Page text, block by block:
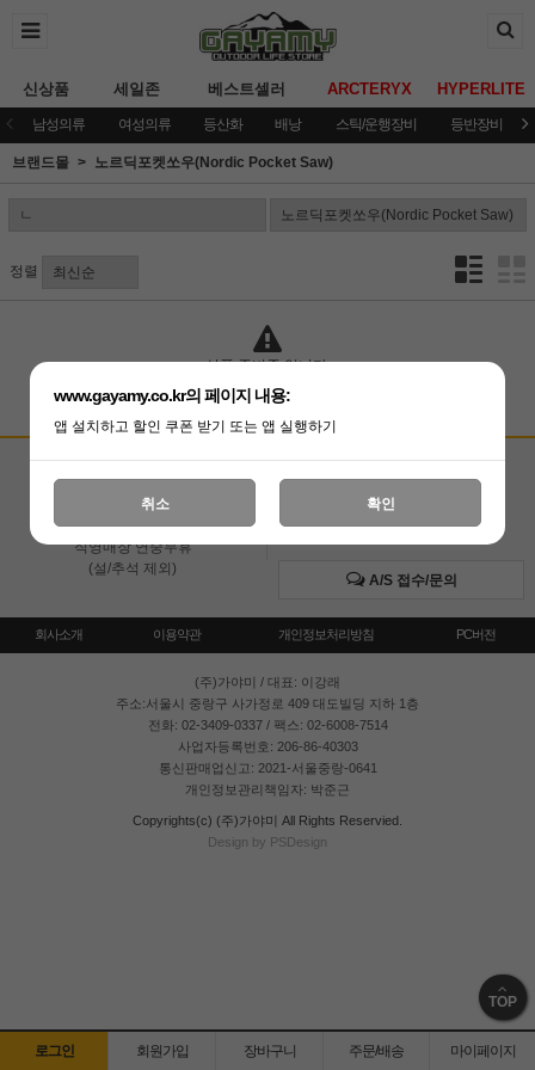
신상품 세일존 베스트셀러 ARCTERYX HYPERLITE
남성의류 여성의류 등산화 배낭 스틱/운행장비 등반장비
브랜드몰 노르딕포켓쏘우(Nordic Pocket Saw)
정렬
상품 준비중 입니다.
고객상담센터
온라인 : 02-3409-0337
직영매장 : 02-3409-0339
직영매장 연중무휴
(설/추석 제외)
입금계좌안내
국민은행 051001-04-100255
A/S 접수/문의
회사소개 이용약관 개인정보처리방침 PC버전
(주)가야미 / 대표: 이강래
주소:서울시 중랑구 사가정로 409 대도빌딩 지하 1층
전화: 02-3409-0337 / 팩스: 02-6008-7514
사업자등록번호: 206-86-40303
통신판매업신고: 2021-서울중랑-0641
개인정보관리책임자: 박준근
Copyrights(c) (주)가야미 All Rights Reservied.
Design by PSDesign
TOP
로그인 회원가입 장바구니 주문/배송 마이페이지
www.gayamy.co.kr의 페이지 내용:
앱 설치하고 할인 쿠폰 받기 또는 앱 실행하기
취소 확인